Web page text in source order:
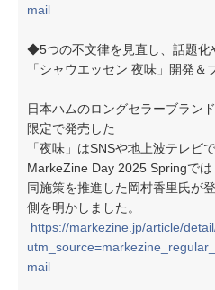
mail
◆5つの不文律を見直し、話題化
「シャウエッセン 夜味」開発＆
日本ハムのロングセラーブラン
限定で発売した
「夜味」はSNSや地上波テレビ
MarkeZine Day 2025 Springでは
同施策を推進した岡村香里氏が
側を明かしました。
https://markezine.jp/article/
mail